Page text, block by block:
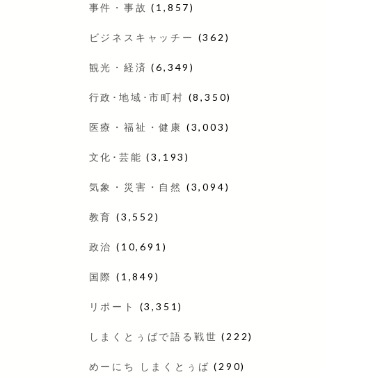
事件・事故 (1,857)
ビジネスキャッチー (362)
観光・経済 (6,349)
行政･地域･市町村 (8,350)
医療・福祉・健康 (3,003)
文化･芸能 (3,193)
気象・災害・自然 (3,094)
教育 (3,552)
政治 (10,691)
国際 (1,849)
リポート (3,351)
しまくとぅばで語る戦世 (222)
めーにち しまくとぅば (290)